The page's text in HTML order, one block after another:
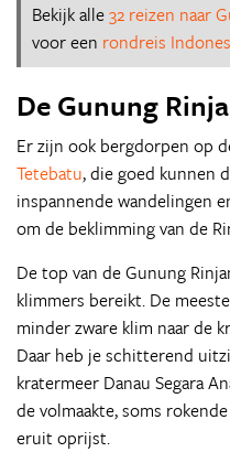
Bekijk alle32 reizen naar
voor een rondreis
De Gunung
Er zijn ook bergdorpen op
Tetebatu, die goed kunnen
inspannende wandelingen
om de beklimming van de
De top van de Gunung
klimmers bereikt. De
minder zware klim naar de
Daar heb je schitterend
kratermeer Danau Segara
de volmaakte, soms
eruit oprijst.